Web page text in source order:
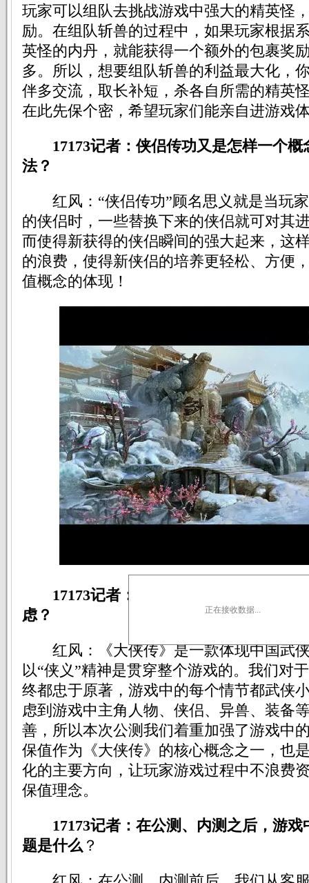
玩家可以组队去挑战游戏中强大的精英怪
励。在组队斩兽的过程中，如果玩家根据
英怪的内丹，就能获得一个额外的包裹奖
多。所以，想要组队斩兽的利益最大化，
伴多交流，取长补短，杀各自所需的精英
在此先保个密，希望玩家们能亲自进游戏
17173记者：侠侣传功又是怎样一个
法？
红风：“侠侣传功”顾名思义就是当玩
的侠侣时，一些替换下来的侠侣就可对其
而使得新获得的侠侣瞬间的强大起来，这
的浪费，使得新侠侣的培养更轻松、方便
值概念的体现！
17173记者：对于公测中新增的游戏
虑？
红风：《大侠传》是一款体现中国武
以“侠义”精神是贯穿整个游戏的。我们对
终都忠于原著，游戏中的每个情节都武侠
虑到游戏中主角人物、侠侣、异兽、装备
善，所以本次公测我们着重加强了游戏中
保值作为《大侠传》的核心概念之一，也
化的主要方向，让玩家游戏过程中不浪费
保值理念。
17173记者：在公测、内测之后，游
题是什么 ？
正在接收数据...